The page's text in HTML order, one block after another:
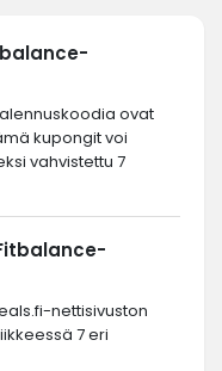
ovat
kupongit voi
vahvistettu 7
nettisivuston
7 eri